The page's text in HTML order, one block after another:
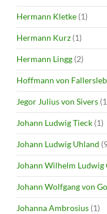
Hermann Kletke (1)
Hermann Kurz (1)
Hermann Lingg (2)
Hoffmann von
Jegor Julius von Sivers
Johann Ludwig Tieck (1)
Johann Ludwig Uhland
Johann Wilhelm Ludwig
Johann Wolfgang von
Johanna Ambrosius (1)